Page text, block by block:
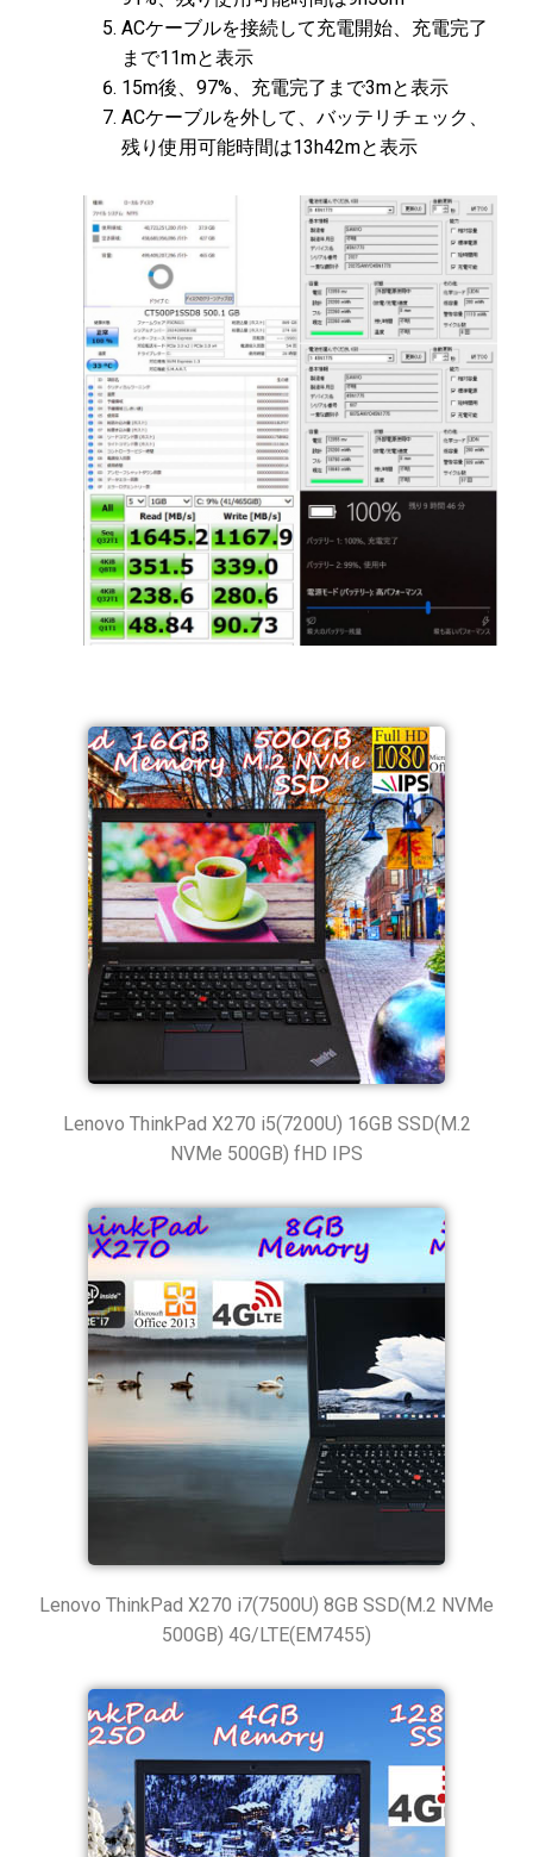
ACケーブルを接続して充電開始、充電完了
まで11mと表示
15m後、97%、充電完了まで3mと表示
ACケーブルを外して、バッテリチェック、
残り使用可能時間は13h42mと表示
Lenovo ThinkPad X270 i5(7200U) 16GB SSD(M.2
NVMe 500GB) fHD IPS
Lenovo ThinkPad X270 i7(7500U) 8GB SSD(M.2 NVMe
500GB) 4G/LTE(EM7455)